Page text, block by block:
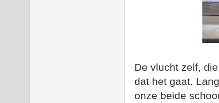
De vlucht zelf,
dat het gaat.
onze beide